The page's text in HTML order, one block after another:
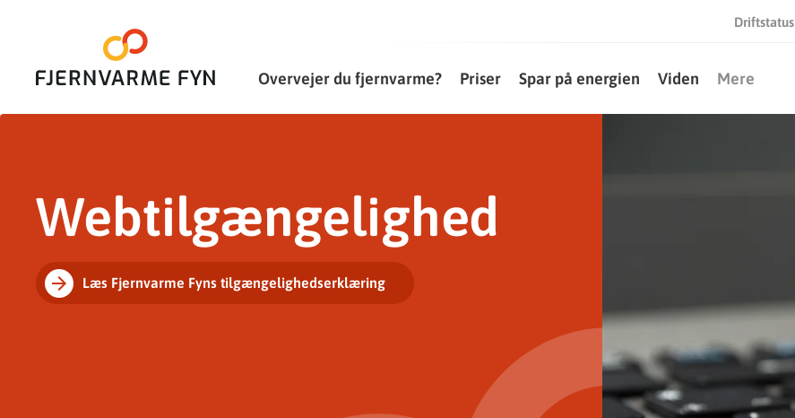
Driftstatus
Overvejer du fjernvarme? Priser Spar på energien Viden Mere
Webtilgængelighed
Læs Fjernvarme Fyns tilgængelighedserklæring